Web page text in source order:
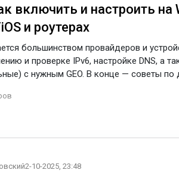
включить и настроить на
и роутерах
большинством провайдеров и
и проверке IPv6, настройке DNS, а
с нужным GEO. В конце — советы по
→ Изменить параметры IP.
задайте адрес/префикс/
2-10-2025, 23:48